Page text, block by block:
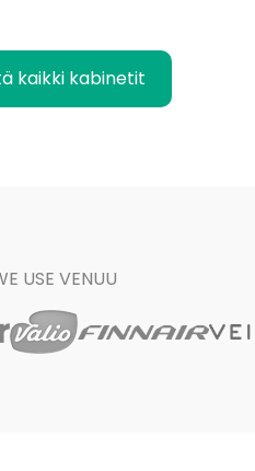
kaikki kabinetit
USE VENUU